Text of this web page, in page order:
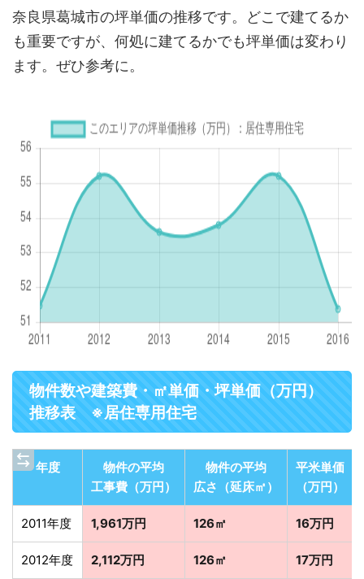
奈良県葛城市の坪単価の推移です。どこで建てるか
も重要ですが、何処に建てるかでも坪単価は変わり
ます。ぜひ参考に。
物件数や建築費・㎡単価・坪単価（万円）
推移表 ※居住専用住宅
年度
物件の平均
工事費（万円）
物件の平均
広さ（延床㎡）
平米単価
（万円）
2011年度 1,961万円 126㎡ 16万円
2012年度 2,112万円 126㎡ 17万円